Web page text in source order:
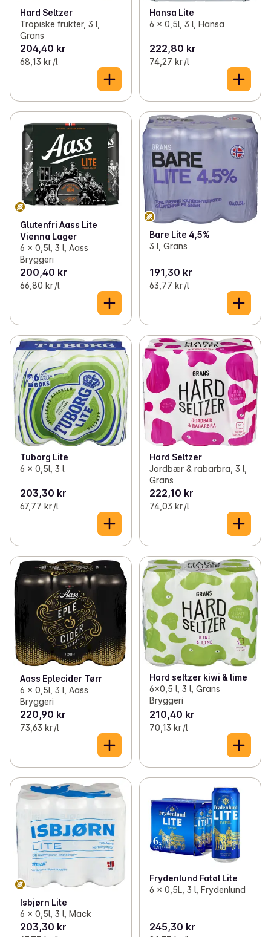
Hard Seltzer
Tropiske frukter, 3 l,
Grans
204,40 kr
68,13 kr /l
Hansa Lite
6 x 0,5l, 3 l, Hansa
222,80 kr
74,27 kr /l
Glutenfri Aass Lite
Vienna Lager
6 x 0,5l, 3 l, Aass
Bryggeri
200,40 kr
66,80 kr /l
Bare Lite 4,5%
3 l, Grans
191,30 kr
63,77 kr /l
Tuborg Lite
6 x 0,5l, 3 l
203,30 kr
67,77 kr /l
Hard Seltzer
Jordbær & rabarbra, 3 l,
Grans
222,10 kr
74,03 kr /l
Aass Eplecider Tørr
6 x 0,5l, 3 l, Aass
Bryggeri
220,90 kr
73,63 kr /l
Hard seltzer kiwi & lime
6x0,5 l, 3 l, Grans
Bryggeri
210,40 kr
70,13 kr /l
Isbjørn Lite
6 x 0,5l, 3 l, Mack
203,30 kr
Frydenlund Fatøl Lite
6 x 0,5L, 3 l, Frydenlund
245,30 kr